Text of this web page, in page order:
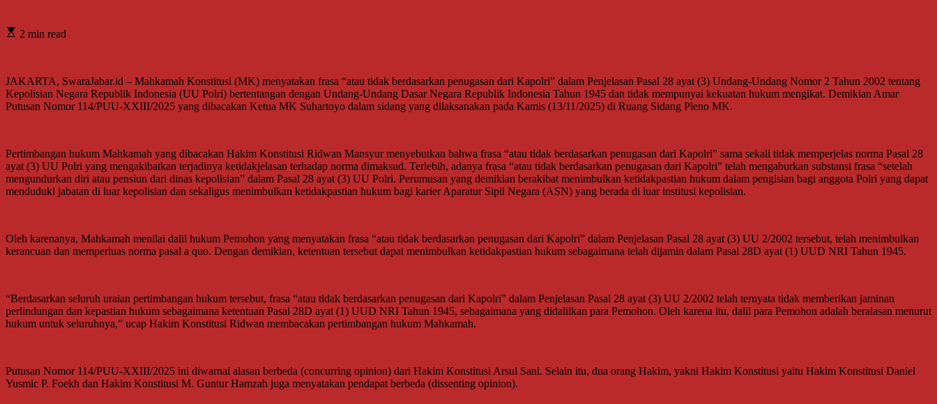
2 min read
JAKARTA, SwaraJabar.id – Mahkamah Konstitusi (MK) menyatakan frasa “atau tidak berdasarkan penugasan dari Kapolri” dalam Penjelasan Pasal 28 ayat (3) Undang-Undang Nomor 2 Tahun 2002 tentang
Kepolisian Negara Republik Indonesia (UU Polri) bertentangan dengan Undang-Undang Dasar Negara Republik Indonesia Tahun 1945 dan tidak mempunyai kekuatan hukum mengikat. Demikian Amar
Putusan Nomor 114/PUU-XXIII/2025 yang dibacakan Ketua MK Suhartoyo dalam sidang yang dilaksanakan pada Kamis (13/11/2025) di Ruang Sidang Pleno MK.
Pertimbangan hukum Mahkamah yang dibacakan Hakim Konstitusi Ridwan Mansyur menyebutkan bahwa frasa “atau tidak berdasarkan penugasan dari Kapolri” sama sekali tidak memperjelas norma Pasal 28
ayat (3) UU Polri yang mengakibatkan terjadinya ketidakjelasan terhadap norma dimaksud. Terlebih, adanya frasa “atau tidak berdasarkan penugasan dari Kapolri” telah mengaburkan substansi frasa “setelah
mengundurkan diri atau pensiun dari dinas kepolisian” dalam Pasal 28 ayat (3) UU Polri. Perumusan yang demikian berakibat menimbulkan ketidakpastian hukum dalam pengisian bagi anggota Polri yang dapat
menduduki jabatan di luar kepolisian dan sekaligus menimbulkan ketidakpastian hukum bagi karier Aparatur Sipil Negara (ASN) yang berada di luar institusi kepolisian.
Oleh karenanya, Mahkamah menilai dalil hukum Pemohon yang menyatakan frasa “atau tidak berdasarkan penugasan dari Kapolri” dalam Penjelasan Pasal 28 ayat (3) UU 2/2002 tersebut, telah menimbulkan
kerancuan dan memperluas norma pasal a quo. Dengan demikian, ketentuan tersebut dapat menimbulkan ketidakpastian hukum sebagaimana telah dijamin dalam Pasal 28D ayat (1) UUD NRI Tahun 1945.
“Berdasarkan seluruh uraian pertimbangan hukum tersebut, frasa “atau tidak berdasarkan penugasan dari Kapolri” dalam Penjelasan Pasal 28 ayat (3) UU 2/2002 telah ternyata tidak memberikan jaminan
perlindungan dan kepastian hukum sebagaimana ketentuan Pasal 28D ayat (1) UUD NRI Tahun 1945, sebagaimana yang didalilkan para Pemohon. Oleh karena itu, dalil para Pemohon adalah beralasan menurut
hukum untuk seluruhnya,” ucap Hakim Konstitusi Ridwan membacakan pertimbangan hukum Mahkamah.
Putusan Nomor 114/PUU-XXIII/2025 ini diwarnai alasan berbeda (concurring opinion) dari Hakim Konstitusi Arsul Sani. Selain itu, dua orang Hakim, yakni Hakim Konstitusi yaitu Hakim Konstitusi Daniel
Yusmic P. Foekh dan Hakim Konstitusi M. Guntur Hamzah juga menyatakan pendapat berbeda (dissenting opinion).